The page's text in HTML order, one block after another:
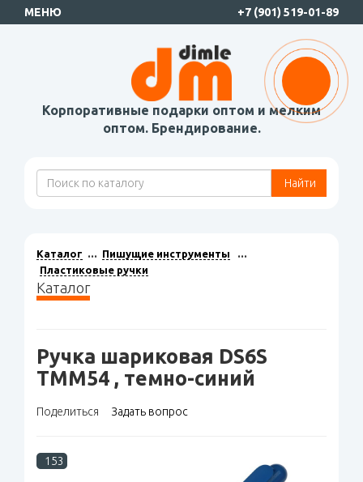
МЕНЮ +7 (901) 519-01-89
Корпоративные подарки оптом и мелким
оптом. Брендирование.
Найти
Каталог
Пишущие инструменты
Пластиковые ручки
Каталог
Ручка шариковая DS6S
TMM54 , темно-синий
Поделиться Задать вопрос
153